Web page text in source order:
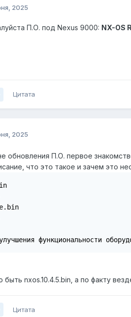
2025
П.О. под Nexus 9000: NX-OS
Цитата
2025
обновления П.О. первое
что это такое и зачем это
функциональности
nxos.10.4.5.bin, а по факту
Цитата